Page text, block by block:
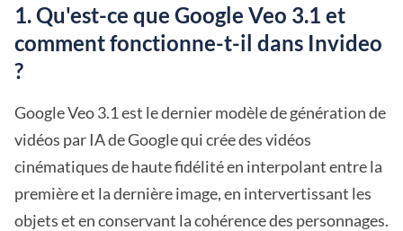
1. Qu'est-ce que Google Veo 3.1 et
comment fonctionne-t-il dans Invideo
?
Google Veo 3.1 est le dernier modèle de génération de
vidéos par IA de Google qui crée des vidéos
cinématiques de haute fidélité en interpolant entre la
première et la dernière image, en intervertissant les
objets et en conservant la cohérence des personnages.